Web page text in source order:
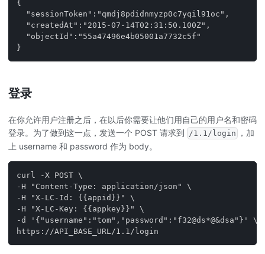
{
  "sessionToken":"qmdj8pdidnmyzp0c7yqil91oc",
  "createdAt":"2015-07-14T02:31:50.100Z",
  "objectId":"55a47496e4b05001a7732c5f"
}
登录
在你允许用户注册之后，在以后你需要让他们用自己的用户名和密码
登录。为了做到这一点，发送一个 POST 请求到 /1.1/login
，加
上 username 和 password 作为 body。
curl -X POST \
-H "Content-Type: application/json" \
-H "X-LC-Id: {{appid}}" \
-H "X-LC-Key: {{appkey}}" \
-d '{"username":"tom","password":"f32@ds*@&dsa"}' \
https://API_BASE_URL/1.1/login